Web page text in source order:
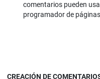
comentarios pueden
programador de
CREACIÓN DE